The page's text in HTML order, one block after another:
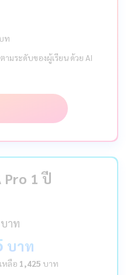
ท
มระดับของผู้เรียน ด้วย AI
Pro 1 ปี
บาท
บาท
หลือ 1,425 บาท